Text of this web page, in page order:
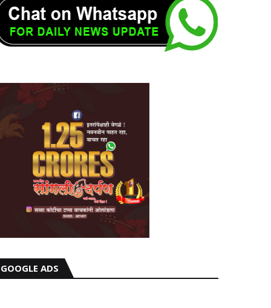
GOOGLE ADS